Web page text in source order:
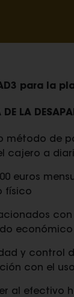
para la
LA
método de
cajero a
euros
físico
económico
y control
con el
al efectivo